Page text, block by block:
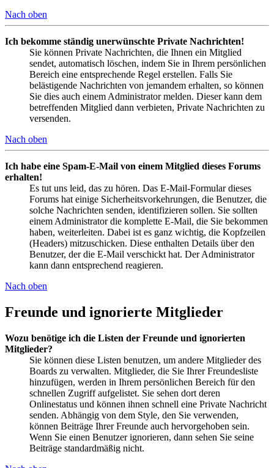
Nach oben
Ich bekomme ständig unerwünschte Private Nachrichten!
Sie können Private Nachrichten, die Ihnen ein Mitglied
sendet, automatisch löschen, indem Sie in Ihrem persönlichen
Bereich eine entsprechende Regel erstellen. Falls Sie
belästigende Nachrichten von jemandem erhalten, so können
Sie dies auch einem Administrator melden. Dieser kann dem
betreffenden Mitglied dann verbieten, Private Nachrichten zu
versenden.
Nach oben
Ich habe eine Spam-E-Mail von einem Mitglied dieses Forums
erhalten!
Es tut uns leid, das zu hören. Das E-Mail-Formular dieses
Forums hat einige Sicherheitsvorkehrungen, die Benutzer, die
solche Nachrichten senden, identifizieren sollen. Sie sollten
einem Administrator die komplette E-Mail, die Sie bekommen
haben, weiterleiten. Dabei ist es ganz wichtig, die Kopfzeilen
(Headers) mitzuschicken. Diese enthalten Details über den
Benutzer, der die E-Mail verschickt hat. Der Administrator
kann dann entsprechend reagieren.
Nach oben
Freunde und ignorierte Mitglieder
Wozu benötige ich die Listen der Freunde und ignorierten
Mitglieder?
Sie können diese Listen benutzen, um andere Mitglieder des
Boards zu verwalten. Mitglieder, die Sie Ihrer Freundesliste
hinzufügen, werden in Ihrem persönlichen Bereich für den
schnellen Zugriff aufgelistet. Sie sehen dort deren
Onlinestatus und können ihnen schnell eine Private Nachricht
senden. Abhängig von dem Style, den Sie verwenden,
können Beiträge Ihrer Freunde auch hervorgehoben sein.
Wenn Sie einen Benutzer ignorieren, dann sehen Sie seine
Beiträge standardmäßig nicht.